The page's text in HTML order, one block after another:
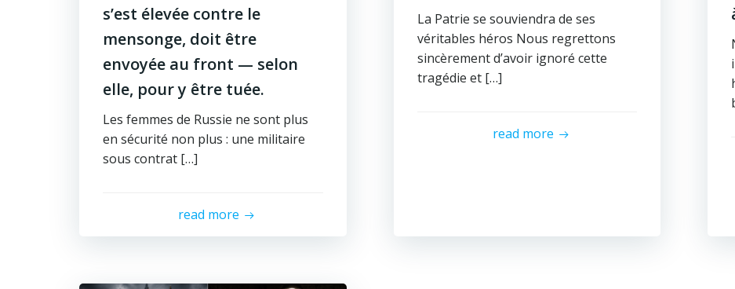
s’est élevée contre le
mensonge, doit être
envoyée au front — selon
elle, pour y être tuée.
Les femmes de Russie ne sont plus
en sécurité non plus : une militaire
sous contrat […]
read more
La Patrie se souviendra de ses
véritables héros Nous regrettons
sincèrement d’avoir ignoré cette
tragédie et […]
read more